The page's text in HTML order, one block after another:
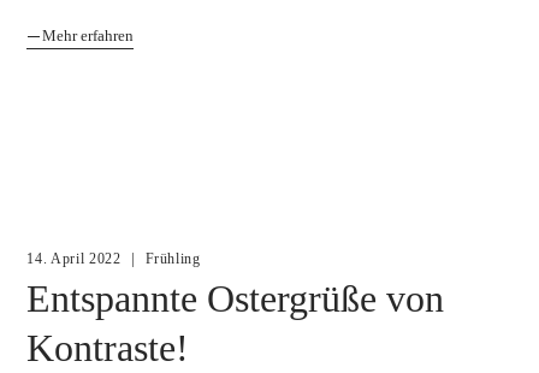
Mehr erfahren
14. April 2022 Frühling
Entspannte Ostergrüße von
Kontraste!